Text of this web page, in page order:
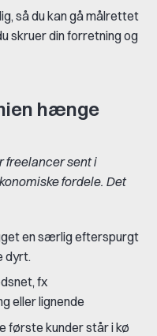
så du kan gå målrettet
skruer din forretning og
hænge
freelancer sent i
fordele. Det
en særlig efterspurgt
dyrt.
fx
eller lignende
første kunder står i kø